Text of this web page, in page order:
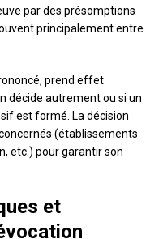
par des présomptions
principalement entre
prend effet
décide autrement ou si un
est formé. La décision
(établissements
etc.) pour garantir son
et